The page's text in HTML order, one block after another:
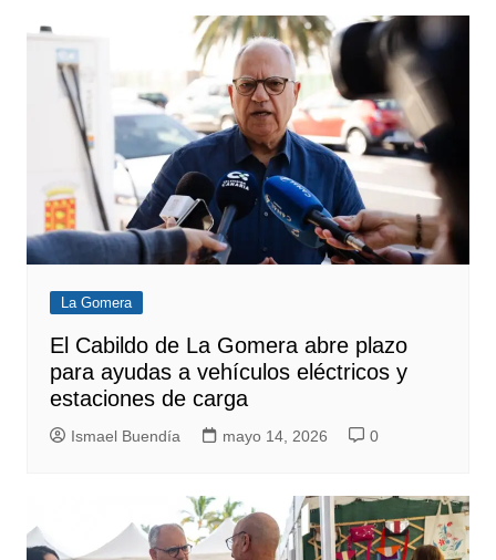
La Gomera
El Cabildo de La Gomera abre plazo
para ayudas a vehículos eléctricos y
estaciones de carga
Ismael Buendía mayo 14, 2026 0